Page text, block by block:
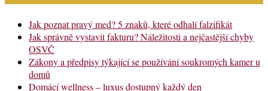
Jak poznat pravý med? 5 znaků, které odhalí falzifikát
Jak správně vystavit fakturu? Náležitosti a nejčastější chyby
OSVČ
Zákony a předpisy týkající se používání soukromých kamer u
domů
Domácí wellness – luxus dostupný každý den